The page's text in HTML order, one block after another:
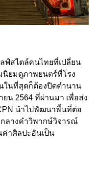
ฟ์สไตล์คนไทยที่เปลี่ยน
นิยมดูภาพยนตร์ที่โรง
ในที่สุดก็ต้องปิดตำนาน
น 2564 ที่ผ่านมา เพื่อส่ง
นำไปพัฒนาพื้นที่ต่อ
ลางคำวิพากษ์วิจารณ์
ค่าศิลปะอันเป็น